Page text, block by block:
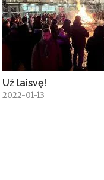
Už laisvę!
2022-01-13